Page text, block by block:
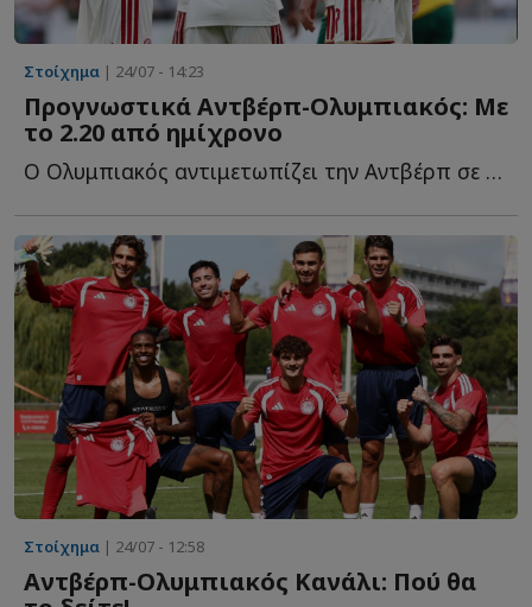
Στοίχημα | 24/07 - 14:23
Προγνωστικά Αντβέρπ-Ολυμπιακός: Με
το 2.20 από ημίχρονο
Ο Ολυμπιακός αντιμετωπίζει την Αντβέρπ σε φιλική αναμέτρηση σ...
Στοίχημα | 24/07 - 12:58
Αντβέρπ-Ολυμπιακός Κανάλι: Πού θα